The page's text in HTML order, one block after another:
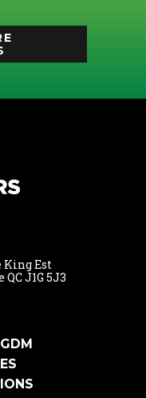
King Est
J1G 5J3